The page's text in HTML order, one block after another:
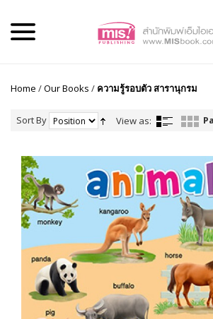
Home /Our Books / ความรู้รอบตัว สารานุกรม
Sort By View as: